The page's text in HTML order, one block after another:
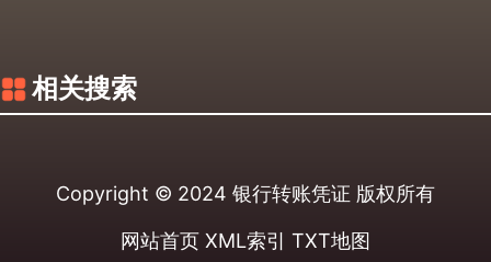
相关搜索
Copyright © 2024 银行转账凭证 版权所有
网站首页 XML索引 TXT地图